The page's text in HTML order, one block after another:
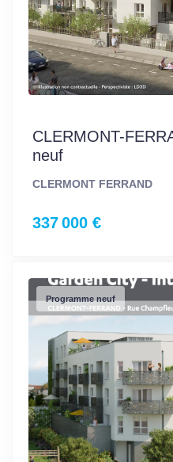
CLERMONT-
neuf
CLERMONT FERRAND
337 000 €
Programme neuf